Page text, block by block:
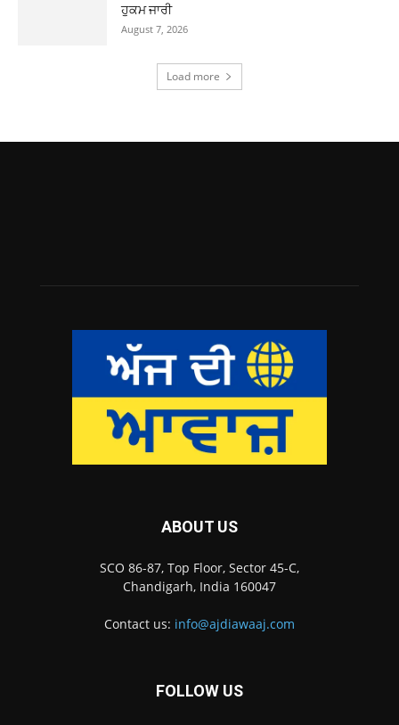
ਹੁਕਮ ਜਾਰੀ
August 7, 2026
Load more
ABOUT US
SCO 86-87, Top Floor, Sector 45-C,
Chandigarh, India 160047
Contact us: info@ajdiawaaj.com
FOLLOW US